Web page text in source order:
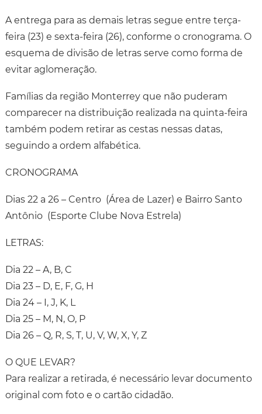
A entrega para as demais letras segue entre terça-
feira (23) e sexta-feira (26), conforme o cronograma. O
esquema de divisão de letras serve como forma de
evitar aglomeração.
Famílias da região Monterrey que não puderam
comparecer na distribuição realizada na quinta-feira
também podem retirar as cestas nessas datas,
seguindo a ordem alfabética.
CRONOGRAMA
Dias 22 a 26 – Centro (Área de Lazer) e Bairro Santo
Antônio (Esporte Clube Nova Estrela)
LETRAS:
Dia 22 – A, B, C
Dia 23 – D, E, F, G, H
Dia 24 – I, J, K, L
Dia 25 – M, N, O, P
Dia 26 – Q, R, S, T, U, V, W, X, Y, Z
O QUE LEVAR?
Para realizar a retirada, é necessário levar documento
original com foto e o cartão cidadão.